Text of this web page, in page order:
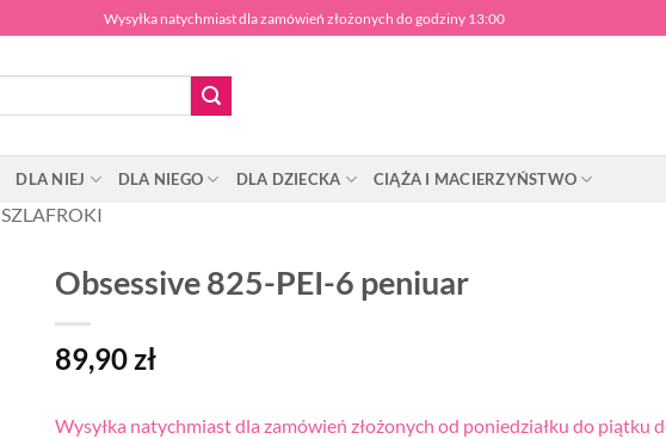
Wysyłka natychmiast dla zamówień złożonych do godziny 13:00
DLA NIEJ DLA NIEGO DLA DZIECKA CIĄŻA I MACIERZYŃSTWO
SZLAFROKI
Obsessive 825-PEI-6 peniuar
89,90zł
Wysyłka natychmiast dla zamówień złożonych od poniedziałku do piątku